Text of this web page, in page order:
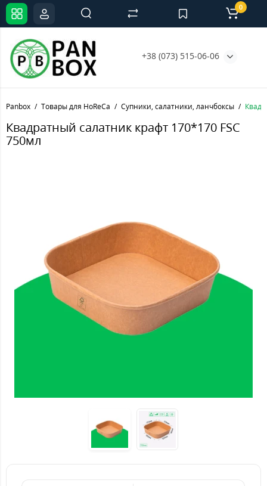
+38 (073) 515-06-06
0
Panbox Товары для HoReCa Супники, салатники, ланчбоксы
Квадратный салатник крафт 170*170 FSC
750мл